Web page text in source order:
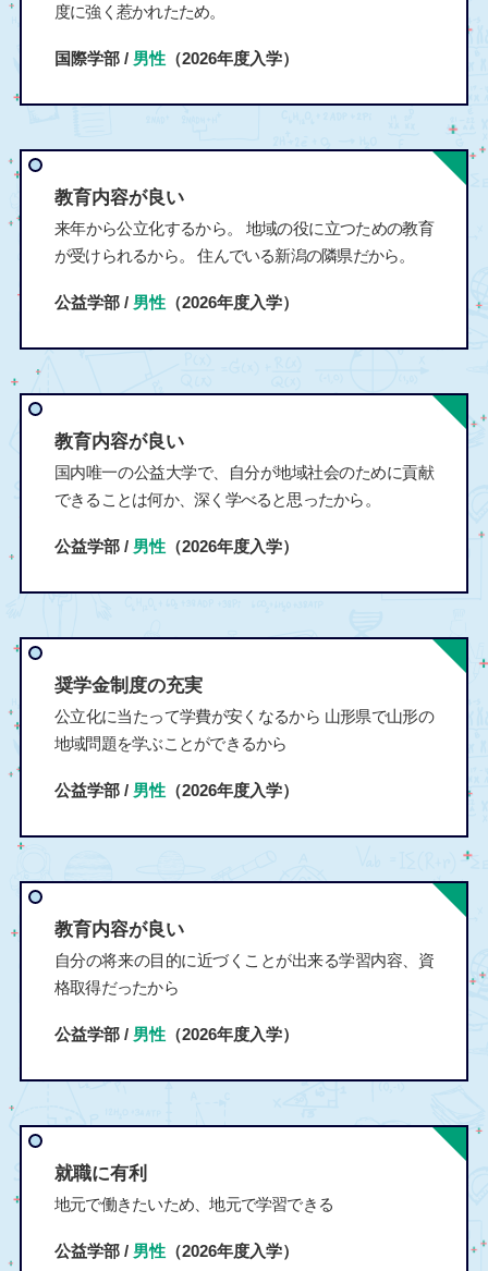
度に強く惹かれたため。
国際学部 / 男性（2026年度入学）
教育内容が良い
来年から公立化するから。 地域の役に立つための教育
が受けられるから。 住んでいる新潟の隣県だから。
公益学部 / 男性（2026年度入学）
教育内容が良い
国内唯一の公益大学で、自分が地域社会のために貢献
できることは何か、深く学べると思ったから。
公益学部 / 男性（2026年度入学）
奨学金制度の充実
公立化に当たって学費が安くなるから 山形県で山形の
地域問題を学ぶことができるから
公益学部 / 男性（2026年度入学）
教育内容が良い
自分の将来の目的に近づくことが出来る学習内容、資
格取得だったから
公益学部 / 男性（2026年度入学）
就職に有利
地元で働きたいため、地元で学習できる
公益学部 / 男性（2026年度入学）